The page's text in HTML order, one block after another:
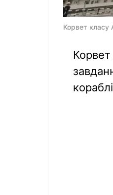
Корвет класу